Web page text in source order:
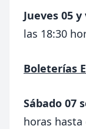
Jueves 05
las 18:30
Boleterías
Sábado 07
horas